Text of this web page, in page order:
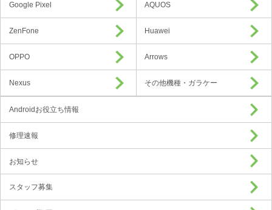
Google Pixel AQUOS
ZenFone Huawei
OPPO Arrows
Nexus その他機種・ガラケー
Androidお役立ち情報
修理速報
お知らせ
スタッフ募集